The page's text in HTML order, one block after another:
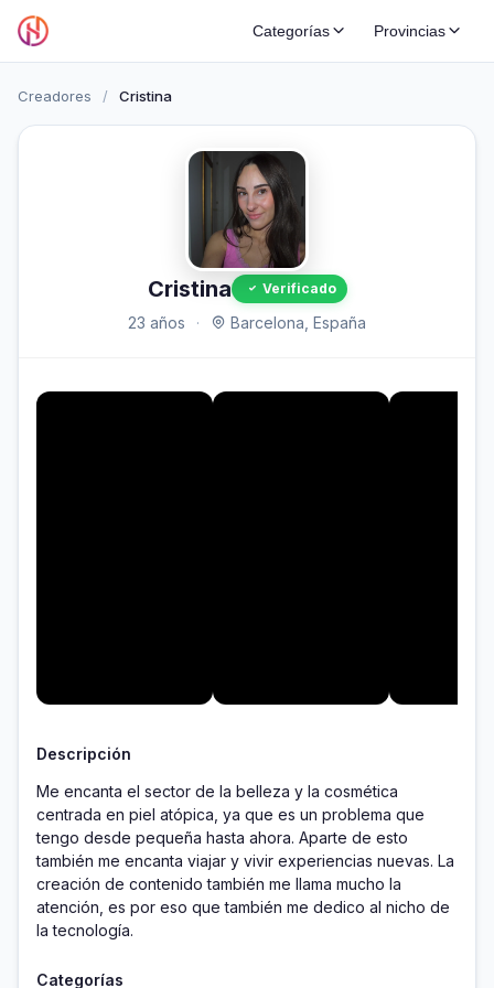
Categorías Provincias
Creadores / Cristina
Cristina Verificado
23 años · Barcelona, España
Descripción
Me encanta el sector de la belleza y la cosmética
centrada en piel atópica, ya que es un problema que
tengo desde pequeña hasta ahora. Aparte de esto
también me encanta viajar y vivir experiencias nuevas. La
creación de contenido también me llama mucho la
atención, es por eso que también me dedico al nicho de
la tecnología.
Categorías